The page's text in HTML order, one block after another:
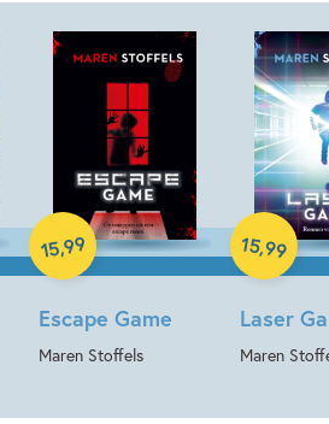
Jongeren.
Escape Game
Maren Stoffels
15,99
Hardcover
Laser
Maren
15,99
Hardcover